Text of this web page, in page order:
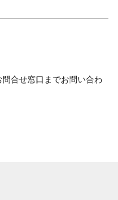
合せ窓口までお問い合わ